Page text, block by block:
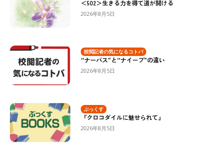
＜502＞生きる力を得て道が開ける
2026年8月5日
校閲記者の気になるコトバ
“ナーバス”と“ナイーブ”の違い
2026年8月5日
ぶっくす
『クロコダイルに魅せられて』
2026年8月5日